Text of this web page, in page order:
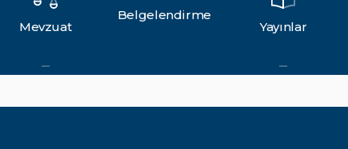
Mevzuat
Belgelendirme
Yayınlar